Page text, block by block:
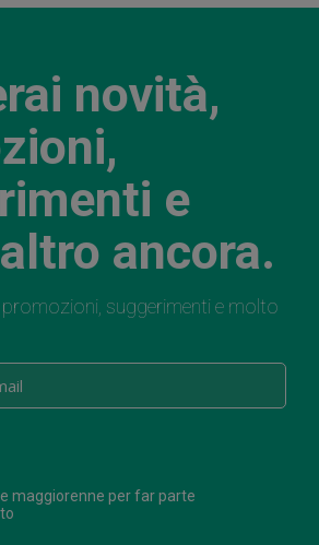
novità,
e
ancora.
suggerimenti e molto
maggiorenne per far parte